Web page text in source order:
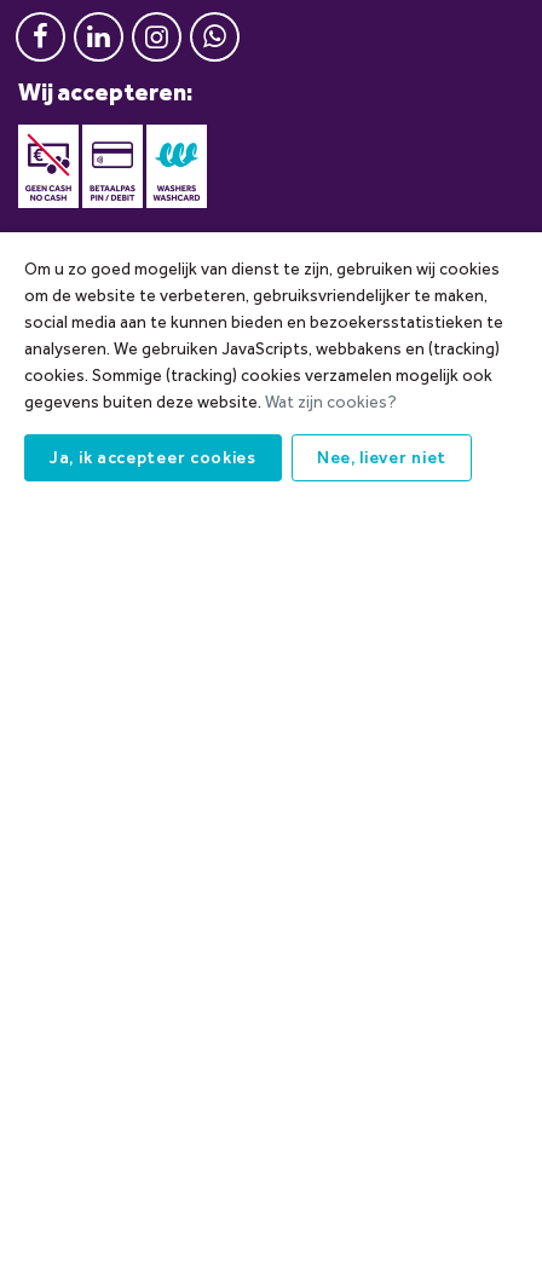
Wij accepteren:
Openingstijden
Donderdag
08:00 - 20:00
Vrijdag
08:00 - 20:00
Zaterdag
08:00 - 18:00
Om u zo goed mogelijk van dienst te zijn, gebruiken wij cookies
om de website te verbeteren, gebruiksvriendelijker te maken,
social media aan te kunnen bieden en bezoekersstatistieken te
analyseren. We gebruiken JavaScripts, webbakens en (tracking)
cookies. Sommige (tracking) cookies verzamelen mogelijk ook
gegevens buiten deze website. Wat zijn cookies?
Ja, ik accepteer cookies Nee, liever niet